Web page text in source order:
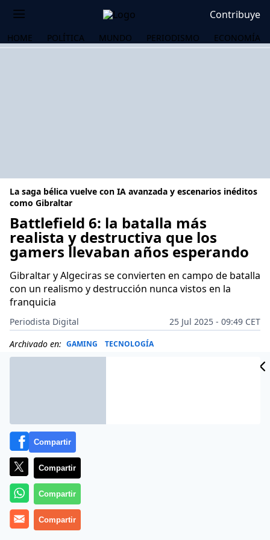
Contribuye
HOME POLÍTICA MUNDO PERIODISMO ECONOMÍA
La saga bélica vuelve con IA avanzada y escenarios inéditos
como Gibraltar
Battlefield 6: la batalla más
realista y destructiva que los
gamers llevaban años esperando
Gibraltar y Algeciras se convierten en campo de batalla
con un realismo y destrucción nunca vistos en la
franquicia
Periodista Digital
25 Jul 2025 - 09:49 CET
Archivado en: GAMING TECNOLOGÍA
Compartir
Compartir
Compartir
Compartir